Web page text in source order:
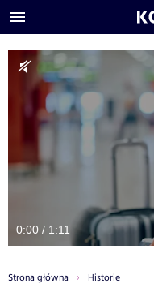
0:00 / 1:11
Strona główna Historie